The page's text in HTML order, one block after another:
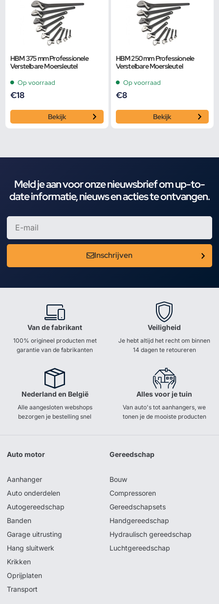
HBM 375 mm Professionele
Verstelbare Moersleutel
Op voorraad
€18
Bekijk
HBM 250 mm Professionele
Verstelbare Moersleutel
Op voorraad
€8
Bekijk
Meld je aan voor onze nieuwsbrief om up-to-
date informatie, nieuws en acties te ontvangen.
Inschrijven
Van de fabrikant
100% origineel producten met
garantie van de fabrikanten
Veiligheid
Je hebt altijd het recht om binnen
14 dagen te retoureren
Nederland en België
Alle aangesloten webshops
bezorgen je bestelling snel
Alles voor je tuin
Van auto's tot aanhangers, we
tonen je de mooiste producten
Auto motor
Aanhanger
Auto onderdelen
Autogereedschap
Banden
Garage uitrusting
Hang sluitwerk
Krikken
Oprijplaten
Transport
Gereedschap
Bouw
Compressoren
Gereedschapsets
Handgereedschap
Hydraulisch gereedschap
Luchtgereedschap